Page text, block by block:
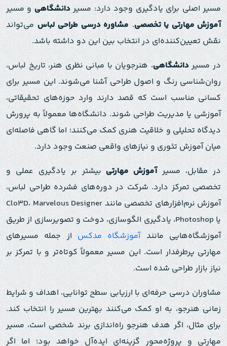
مسیر اصلی برای یادگیری وجود دارد: مسیردانشگاهیو مسیر
آموزش مهارتی یا تخصصی.مشاوره درسی طراحی لباسمی‌تواند
نقش تعیین‌کننده‌ای در انتخاب بین این دو داشته باشد.
در مسیردانشگاهی، هنرجویان با مبانی نظری هنر، تاریخ لباس،
روان‌شناسی رنگ و اصول طراحی آشنا می‌شوند. این مسیر برای
کسانی مناسب است که قصد دارند وارد حوزه‌های تحقیقاتی،
آموزشی یا مدیریت طراحی شوند. دانشگاه‌ها معمولاً به پرورش
دیدگاه تحلیلی و خلاقیت هنری کمک می‌کنند؛ اما گاهی فاصله‌ای
میان آموزش تئوری و نیازهای واقعی صنعت وجود دارد.
در مقابل، مسیرآموزش مهارتیبیشتر بر یادگیری عملی و
تخصصی تمرکز دارد. شرکت در دوره‌های فشرده طراحی لباس،
آموزش نرم‌افزارهای تخصصی مانند Clo3D، Marvelous Designer
یا Photoshop، یادگیری الگوسازی، دوخت و تصویرسازی از طریق
آموزشگاه‌هایی مانندآموزشگاه مدکساز جمله مسیرهای
مهارتی پرطرفدار است. این مسیر معمولاً کوتاه‌تر و با تمرکز بر
نیاز بازار طراحی شده است.
مشاوران درسی حرفه‌ای با ارزیابی سطح توانایی، اهداف و شرایط
زمانی هنرجو، به او کمک می‌کنند بهترین مسیر را انتخاب کند.
برای مثال، اگر هدف هنرجو راه‌اندازی برند شخصی است، مسیر
مهارتی و پروژه‌محور گزینه‌ای ایده‌آل خواهد بود؛ اما اگر